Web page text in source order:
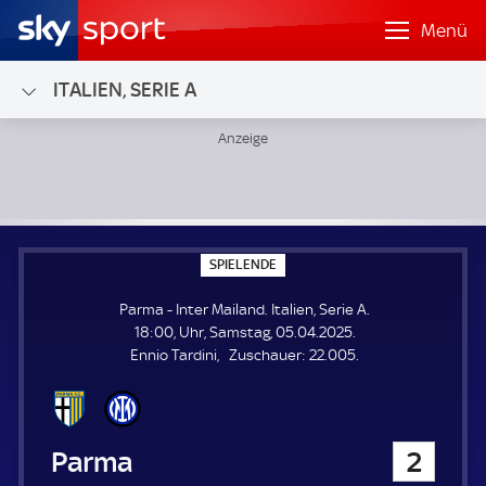
Menü
ITALIEN, SERIE A
SPIELENDE
P
E
L
E
N
Parma - Inter Mailand. Italien, Serie A.
18:00, Uhr, Samstag, 05.04.2025.
Ennio Tardini
Zuschauer: Z
22.005.
Parma 2